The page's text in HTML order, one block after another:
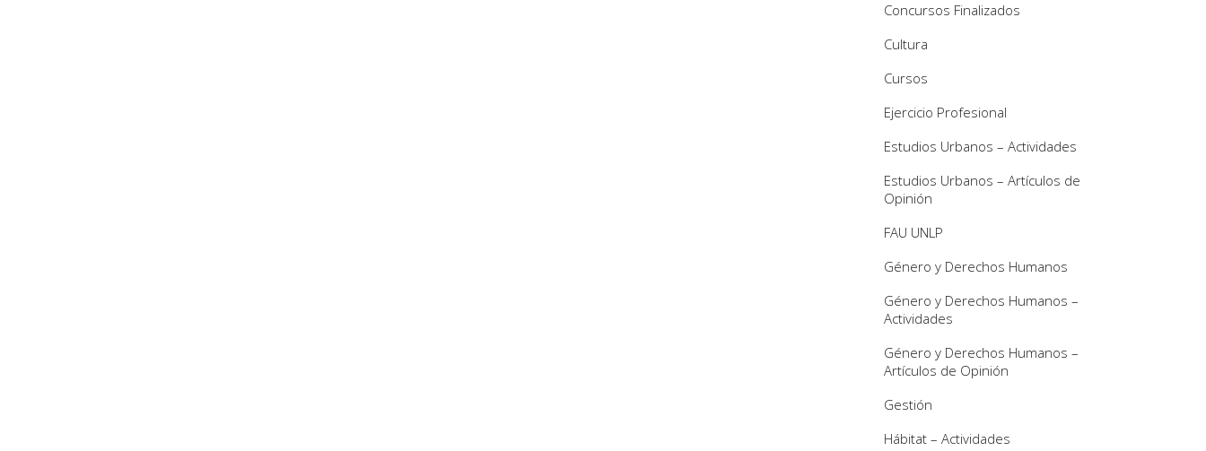
Concursos Finalizados
Cultura
Cursos
Ejercicio Profesional
Estudios Urbanos – Actividades
Estudios Urbanos – Artículos de
Opinión
FAU UNLP
Género y Derechos Humanos
Género y Derechos Humanos –
Actividades
Género y Derechos Humanos –
Artículos de Opinión
Gestión
Hábitat – Actividades